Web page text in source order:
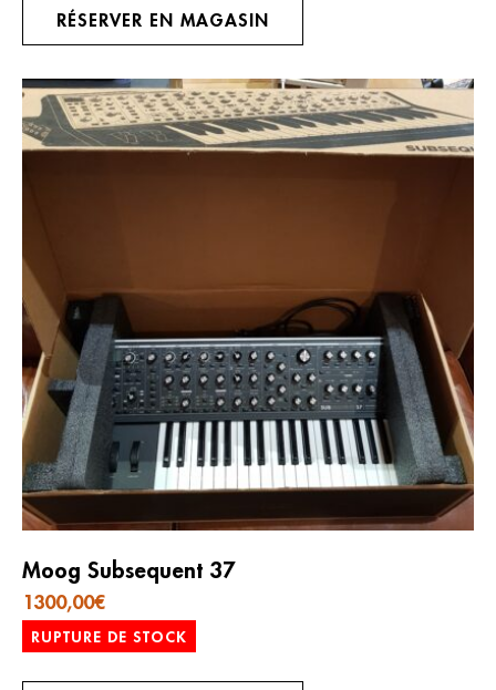
RÉSERVER EN MAGASIN
Moog Subsequent 37
1300,00€
RUPTURE DE STOCK